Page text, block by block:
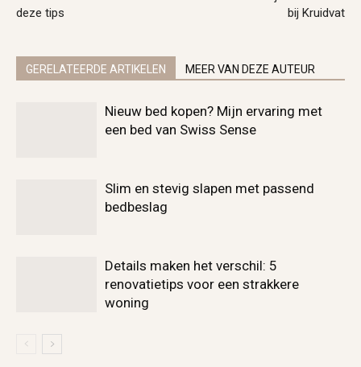
deze tips
bij Kruidvat
GERELATEERDE ARTIKELEN MEER VAN DEZE AUTEUR
Nieuw bed kopen? Mijn ervaring met
een bed van Swiss Sense
Slim en stevig slapen met passend
bedbeslag
Details maken het verschil: 5
renovatietips voor een strakkere
woning